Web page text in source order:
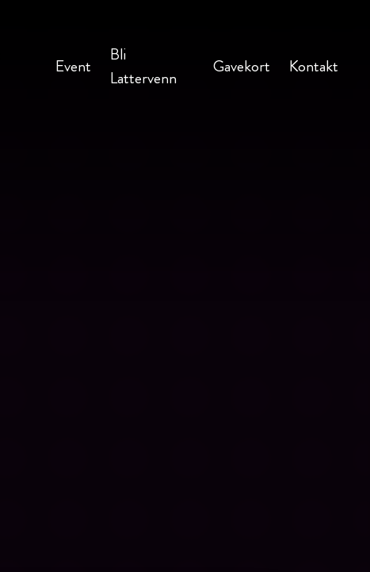
Event
Bli
Lattervenn
Gavekort Kontakt